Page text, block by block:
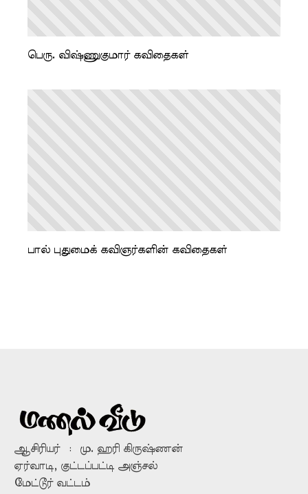
பெரு. விஷ்ணுகுமார் கவிதைகள்
பால் புதுமைக் கவிஞர்களின் கவிதைகள்
ஆசிரியர் : மு. ஹரி கிருஷ்ணன்
ஏர்வாடி, குட்டப்பட்டி அஞ்சல்
மேட்டூர் வட்டம்